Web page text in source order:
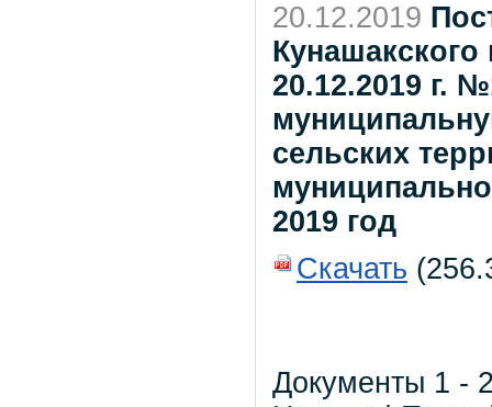
20.12.2019
20.12.2019 г.
сельских
2019 год
Скачать
Документы 1 -